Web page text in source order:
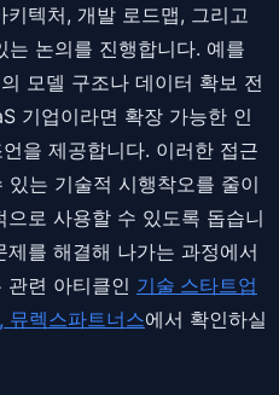
텍처, 개발 로드맵, 그리고
는 논의를 진행합니다. 예를
모델 구조나 데이터 확보 전
기업이라면 확장 가능한 인
을 제공합니다. 이러한 접근
는 기술적 시행착오를 줄이
로 사용할 수 있도록 돕습니
를 해결해 나가는 과정에서
관련 아티클인 기술 스타트업
뮤렉스파트너스에서 확인하실